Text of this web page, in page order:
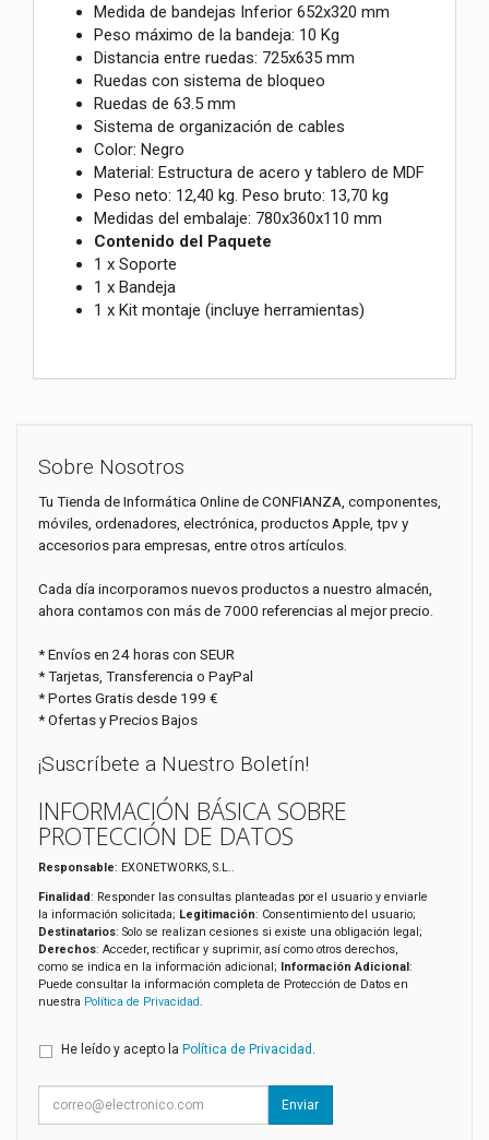
Medida de bandejas Inferior 652x320 mm
Peso máximo de la bandeja: 10 Kg
Distancia entre ruedas: 725x635 mm
Ruedas con sistema de bloqueo
Ruedas de 63.5 mm
Sistema de organización de cables
Color: Negro
Material: Estructura de acero y tablero de MDF
Peso neto: 12,40 kg. Peso bruto: 13,70 kg
Medidas del embalaje: 780x360x110 mm
Contenido del Paquete
1 x Soporte
1 x Bandeja
1 x Kit montaje (incluye herramientas)
Sobre Nosotros
Tu Tienda de Informática Online de CONFIANZA, componentes,
móviles, ordenadores, electrónica, productos Apple, tpv y
accesorios para empresas, entre otros artículos.
Cada día incorporamos nuevos productos a nuestro almacén,
ahora contamos con más de 7000 referencias al mejor precio.
* Envíos en 24 horas con SEUR
* Tarjetas, Transferencia o PayPal
* Portes Gratis desde 199 €
* Ofertas y Precios Bajos
¡Suscríbete a Nuestro Boletín!
INFORMACIÓN BÁSICA SOBRE
PROTECCIÓN DE DATOS
Responsable: EXONETWORKS, S.L..
Finalidad: Responder las consultas planteadas por el usuario y enviarle
la información solicitada; Legitimación: Consentimiento del usuario;
Destinatarios: Solo se realizan cesiones si existe una obligación legal;
Derechos: Acceder, rectificar y suprimir, así como otros derechos,
como se indica en la información adicional; Información Adicional:
Puede consultar la información completa de Protección de Datos en
nuestra Política de Privacidad.
He leído y acepto la Política de Privacidad .
Enviar